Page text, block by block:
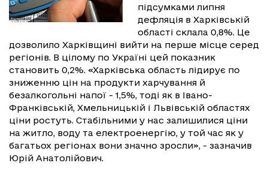
підсумками липня
дефляція в Харківській
області склала 0,8%. Це
дозволило Харківщині вийти на перше місце серед
регіонів. В цілому по Україні цей показник
становить 0,2%. «Харківська область лідирує по
зниженню цін на продукти харчування й
безалкогольні напої - 1,5%, тоді як в Івано-
Франківській, Хмельницькій і Львівській областях
ціни ростуть. Стабільними у нас залишилися ціни
на житло, воду та електроенергію, у той час як у
багатьох регіонах вони значно зросли», - зазначив
Юрій Анатолійович.